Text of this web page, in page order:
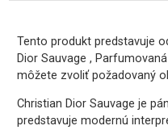
Tento produkt predstavuje
Dior Sauvage ,
môžete zvoliť požadovaný
Christian Dior Sauvage je
predstavuje modernú